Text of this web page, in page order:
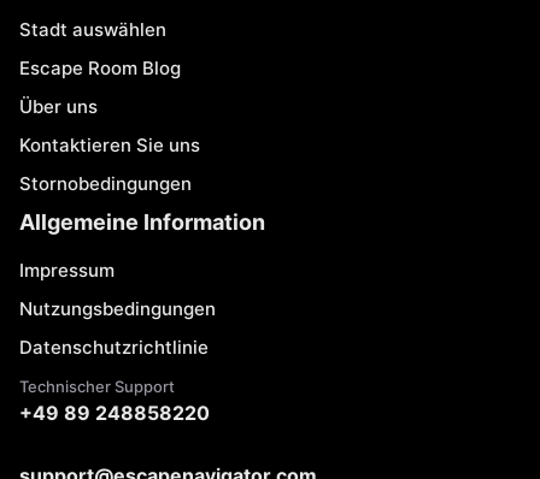
Stadt auswählen
Escape Room Blog
Über uns
Kontaktieren Sie uns
Stornobedingungen
Allgemeine Information
Impressum
Nutzungsbedingungen
Datenschutzrichtlinie
Technischer Support
+49 89 248858220